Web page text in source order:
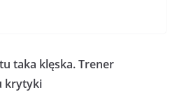
taka klęska. Trener
krytyki